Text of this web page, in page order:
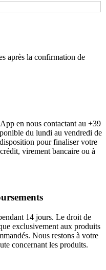
après la confirmation de
en nous contactant au +39
du lundi au vendredi de
pour finaliser votre
virement bancaire ou à
14 jours. Le droit de
exclusivement aux produits
Nous restons à votre
concernant les produits.